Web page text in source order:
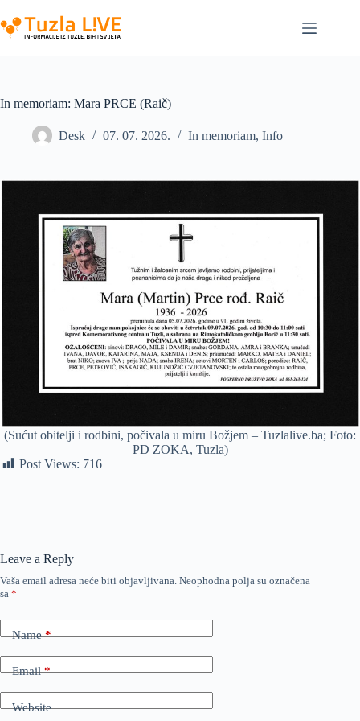
to
content
In memoriam: Mara PRCE (Raič)
Desk 07. 07. 2026. In memoriam, Info
(Sućut obitelji i rodbini, počivala u miru Božjem – Tuzlalive.ba; Foto:
PD ZOKA, Tuzla)
Post Views: 716
Leave a Reply
Vaša email adresa neće biti objavljivana. Neophodna polja su označena
sa *
Name*
Email*
Website